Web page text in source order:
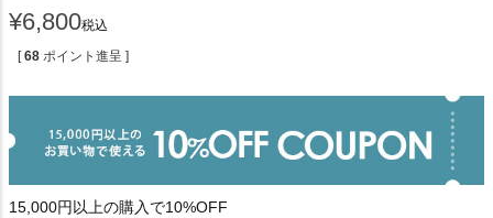
¥6,800税込
[ 68 ポイント進呈 ]
15,000円以上の購入で10%OFF